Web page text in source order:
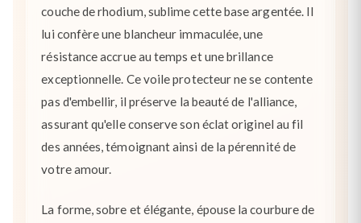
couche de rhodium, sublime cette base argentée. Il
lui confère une blancheur immaculée, une
résistance accrue au temps et une brillance
exceptionnelle. Ce voile protecteur ne se contente
pas d'embellir, il préserve la beauté de l'alliance,
assurant qu'elle conserve son éclat originel au fil
des années, témoignant ainsi de la pérennité de
votre amour.
La forme, sobre et élégante, épouse la courbure de